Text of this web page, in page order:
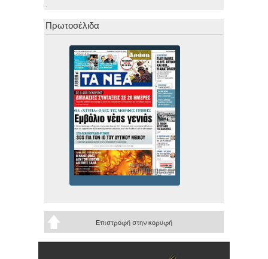
.
Πρωτοσέλιδα
Επιστροφή στην κορυφή